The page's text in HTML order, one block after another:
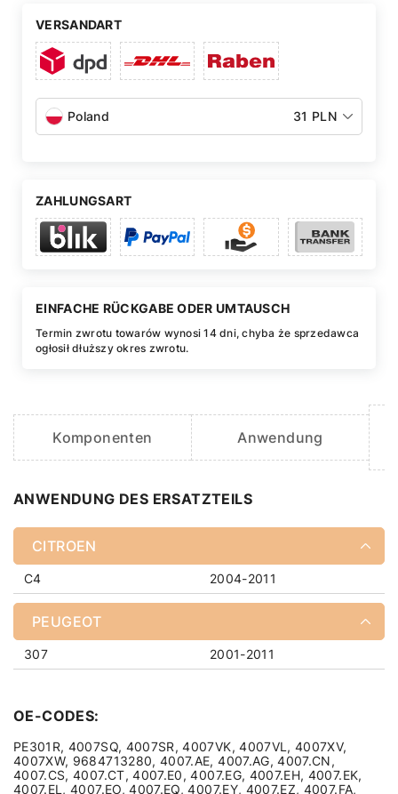
VERSANDART
Poland 31 PLN
ZAHLUNGSART
EINFACHE RÜCKGABE ODER UMTAUSCH
Termin zwrotu towarów wynosi 14 dni, chyba że sprzedawca
ogłosił dłuższy okres zwrotu.
Komponenten Anwendung
ANWENDUNG DES ERSATZTEILS
CITROEN
C4 2004-2011
PEUGEOT
307 2001-2011
OE-CODES:
PE301R, 4007SQ, 4007SR, 4007VK, 4007VL, 4007XV,
4007XW, 9684713280, 4007.AE, 4007.AG, 4007.CN,
4007.CS, 4007.CT, 4007.E0, 4007.EG, 4007.EH, 4007.EK,
4007.EL, 4007.EO, 4007.EQ, 4007.EY, 4007.EZ, 4007.FA,